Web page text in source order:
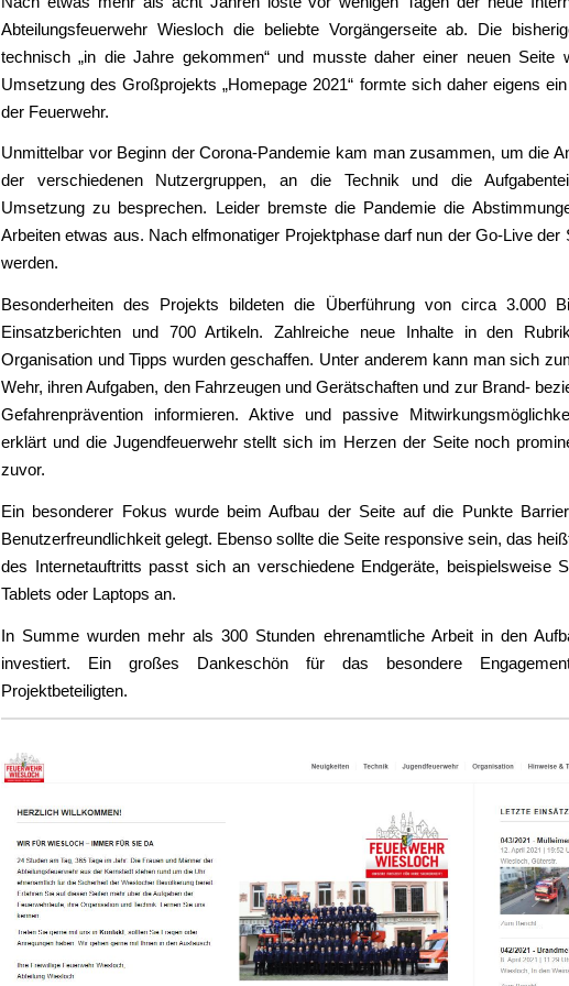
Abteilungsfeuerwehr Wiesloch die beliebte Vorgängerseite ab. Die
technisch „in die Jahre gekommen“ und musste daher einer neuen Seite
Umsetzung des Großprojekts „Homepage 2021“ formte sich daher eigens
der Feuerwehr.
Unmittelbar vor Beginn der Corona-Pandemie kam man zusammen, um die
der verschiedenen Nutzergruppen, an die Technik und die
Umsetzung zu besprechen. Leider bremste die Pandemie die
Arbeiten etwas aus. Nach elfmonatiger Projektphase darf nun der Go-Live der
werden.
Besonderheiten des Projekts bildeten die Überführung von circa 3.000
Einsatzberichten und 700 Artikeln. Zahlreiche neue Inhalte in den
Organisation und Tipps wurden geschaffen. Unter anderem kann man sich
Wehr, ihren Aufgaben, den Fahrzeugen und Gerätschaften und zur Brand-
Gefahrenprävention informieren. Aktive und passive
erklärt und die Jugendfeuerwehr stellt sich im Herzen der Seite noch
zuvor.
Ein besonderer Fokus wurde beim Aufbau der Seite auf die Punkte
Benutzerfreundlichkeit gelegt. Ebenso sollte die Seite responsive sein, das
des Internetauftritts passt sich an verschiedene Endgeräte, beispielsweise
Tablets oder Laptops an.
In Summe wurden mehr als 300 Stunden ehrenamtliche Arbeit in den
investiert. Ein großes Dankeschön für das besondere
Projektbeteiligten.